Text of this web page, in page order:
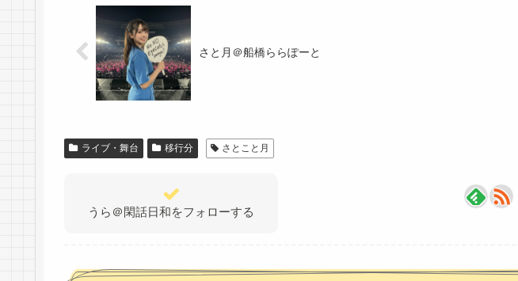
さと月＠船橋ららぽーと
ライブ・舞台 移行分 さとこと月
うら＠閑話日和をフォローする